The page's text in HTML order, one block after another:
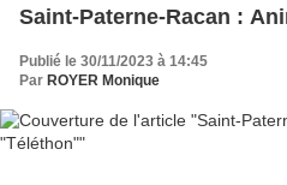
Saint-Paterne-Racan :
Publié le 30/11/2023 à 14:45
Par ROYER Monique